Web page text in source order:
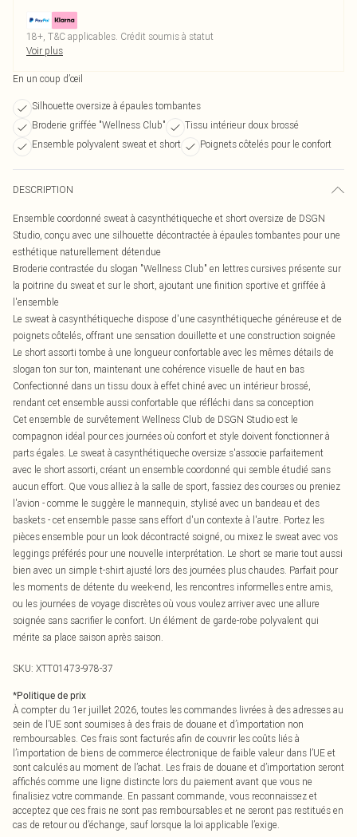
18+, T&C applicables. Crédit soumis à statut
Voir plus
En un coup d’œil
Silhouette oversize à épaules tombantes
Broderie griffée "Wellness Club"
Tissu intérieur doux brossé
Ensemble polyvalent sweat et short
Poignets côtelés pour le confort
DESCRIPTION
Ensemble coordonné sweat à casynthétiqueche et short oversize de DSGN
Studio, conçu avec une silhouette décontractée à épaules tombantes pour une
esthétique naturellement détendue
Broderie contrastée du slogan "Wellness Club" en lettres cursives présente sur
la poitrine du sweat et sur le short, ajoutant une finition sportive et griffée à
l'ensemble
Le sweat à casynthétiqueche dispose d'une casynthétiqueche généreuse et de
poignets côtelés, offrant une sensation douillette et une construction soignée
Le short assorti tombe à une longueur confortable avec les mêmes détails de
slogan ton sur ton, maintenant une cohérence visuelle de haut en bas
Confectionné dans un tissu doux à effet chiné avec un intérieur brossé,
rendant cet ensemble aussi confortable que réfléchi dans sa conception
Cet ensemble de survêtement Wellness Club de DSGN Studio est le
compagnon idéal pour ces journées où confort et style doivent fonctionner à
parts égales. Le sweat à casynthétiqueche oversize s'associe parfaitement
avec le short assorti, créant un ensemble coordonné qui semble étudié sans
aucun effort. Que vous alliez à la salle de sport, fassiez des courses ou preniez
l'avion - comme le suggère le mannequin, stylisé avec un bandeau et des
baskets - cet ensemble passe sans effort d'un contexte à l'autre. Portez les
pièces ensemble pour un look décontracté soigné, ou mixez le sweat avec vos
leggings préférés pour une nouvelle interprétation. Le short se marie tout aussi
bien avec un simple t-shirt ajusté lors des journées plus chaudes. Parfait pour
les moments de détente du week-end, les rencontres informelles entre amis,
ou les journées de voyage discrètes où vous voulez arriver avec une allure
soignée sans sacrifier le confort. Un élément de garde-robe polyvalent qui
mérite sa place saison après saison.
SKU: XTT01473-978-37
*Politique de prix
À compter du 1er juillet 2026, toutes les commandes livrées à des adresses au
sein de l’UE sont soumises à des frais de douane et d’importation non
remboursables. Ces frais sont facturés afin de couvrir les coûts liés à
l’importation de biens de commerce électronique de faible valeur dans l’UE et
sont calculés au moment de l’achat. Les frais de douane et d’importation seront
affichés comme une ligne distincte lors du paiement avant que vous ne
finalisiez votre commande. En passant commande, vous reconnaissez et
acceptez que ces frais ne sont pas remboursables et ne seront pas restitués en
cas de retour ou d’échange, sauf lorsque la loi applicable l’exige.